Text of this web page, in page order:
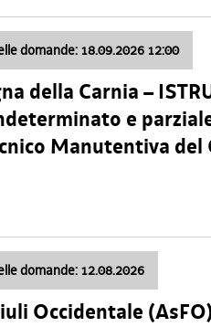
domande: 18.09.2026 12:00
della Carnia –
e
Manutentiva del
domande: 12.08.2026
Occidentale